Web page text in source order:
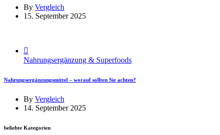
By Vergleich
15. September 2025
Nahrungsergänzung & Superfoods
Nahrungsergänzungsmittel – worauf sollten Sie achten?
By Vergleich
14. September 2025
beliebte Kategorien